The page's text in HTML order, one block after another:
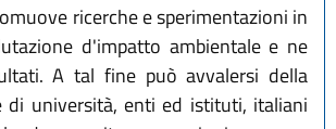
ricerche e sperimentazioni in
d'impatto ambientale e ne
A tal fine può avvalersi della
di università, enti ed istituti, italiani